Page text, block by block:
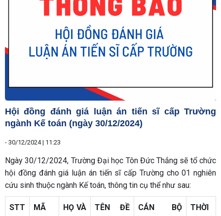
Hội đồng đánh giá luận án tiến sĩ cấp Trường
ngành Kế toán (ngày 30/12/2024)
- 30/12/2024 | 11:23
Ngày 30/12/2024, Trường Đại học Tôn Đức Thắng sẽ tổ chức
hội đồng đánh giá luận án tiến sĩ cấp Trường cho 01 nghiên
cứu sinh thuộc ngành Kế toán, thông tin cụ thể như sau:
STT
MÃ
HỌ VÀ
TÊN ĐỀ
CÁN BỘ
THỜI